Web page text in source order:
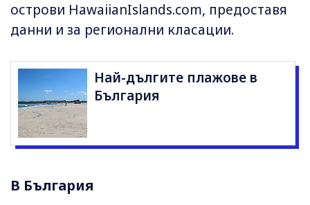
острови HawaiianIslands.com, предоставя
данни и за регионални класации.
Най-дългите плажове в
България
В България